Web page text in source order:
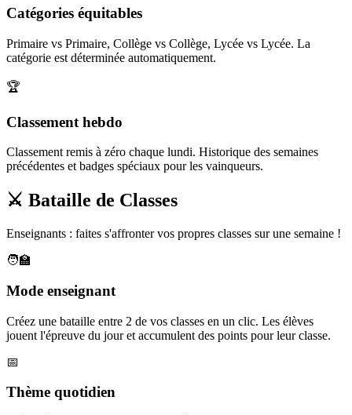
Catégories équitables
Primaire vs Primaire, Collège vs Collège, Lycée vs Lycée. La
catégorie est déterminée automatiquement.
🏆
Classement hebdo
Classement remis à zéro chaque lundi. Historique des semaines
précédentes et badges spéciaux pour les vainqueurs.
⚔️ Bataille de Classes
Enseignants : faites s'affronter vos propres classes sur une semaine !
🧑‍🏫
Mode enseignant
Créez une bataille entre 2 de vos classes en un clic. Les élèves
jouent l'épreuve du jour et accumulent des points pour leur classe.
📅
Thème quotidien